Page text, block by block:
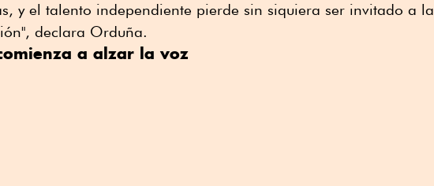
y el talento independiente pierde sin siquiera ser invitado a la
declara Orduña.
a alzar la voz